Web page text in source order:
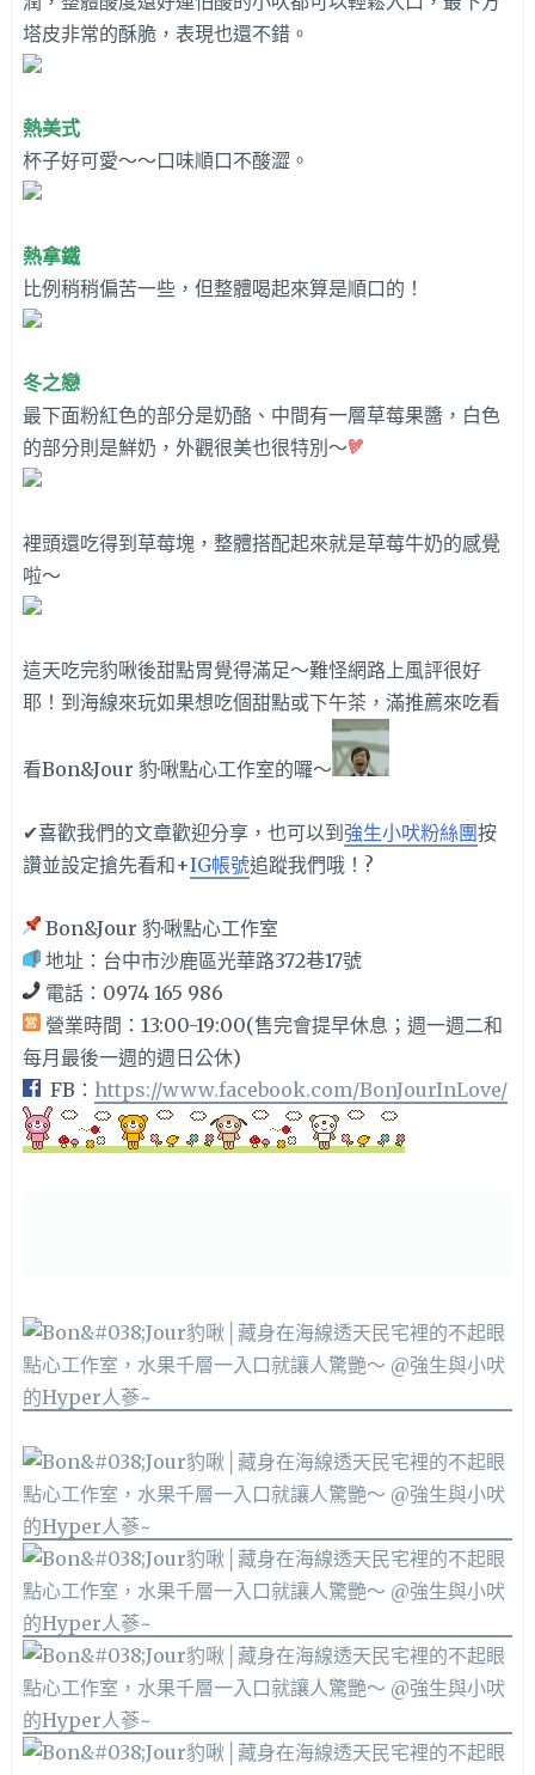
塔皮非常的酥脆，表現也還不錯。
熱美式
杯子好可愛～～口味順口不酸澀。
熱拿鐵
比例稍稍偏苦一些，但整體喝起來算是順口的！
冬之戀
最下面粉紅色的部分是奶酪、中間有一層草莓果醬，白色
的部分則是鮮奶，外觀很美也很特別～
裡頭還吃得到草莓塊，整體搭配起來就是草莓牛奶的感覺
啦～
這天吃完豹啾後甜點胃覺得滿足～難怪網路上風評很好
耶！到海線來玩如果想吃個甜點或下午茶，滿推薦來吃看
看Bon&Jour 豹·啾點心工作室的囉～
✔喜歡我們的文章歡迎分享，也可以到 強生小吠粉絲團按
讚並設定搶先看和+IG帳號追蹤我們哦！?
Bon&Jour 豹·啾點心工作室
地址：台中市沙鹿區光華路372巷17號
電話：0974 165 986
營業時間：13:00-19:00(售完會提早休息；週一週二和
每月最後一週的週日公休)
FB： https://www.facebook.com/BonJourInLove/